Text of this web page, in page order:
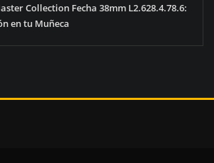
Collection Fecha 38mm L2.628.4.78.6:
en tu Muñeca